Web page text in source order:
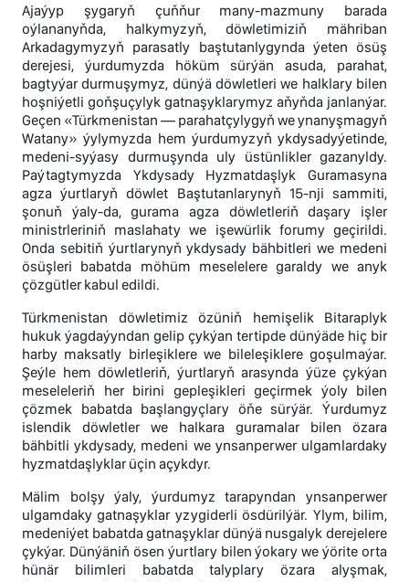
Ajaýyp şygaryň çuňňur many-mazmuny barada
oýlananyňda, halkymyzyň, döwletimiziň mähriban
Arkadagymyzyň parasatly baştutanlygynda ýeten ösüş
derejesi, ýurdumyzda höküm sürýän asuda, parahat,
bagtyýar durmuşymyz, dünýä döwletleri we halklary bilen
hoşniýetli goňşuçylyk gatnaşyklarymyz aňyňda janlanýar.
Geçen «Türkmenistan — parahatçylygyň we ynanyşmagyň
Watany» ýylymyzda hem ýurdumyzyň ykdysadyýetinde,
medeni-syýasy durmuşynda uly üstünlikler gazanyldy.
Paýtagtymyzda Ykdysady Hyzmatdaşlyk Guramasyna
agza ýurtlaryň döwlet Baştutanlarynyň 15-nji sammiti,
şonuň ýaly-da, gurama agza döwletleriň daşary işler
ministrleriniň maslahaty we işewürlik forumy geçirildi.
Onda sebitiň ýurtlarynyň ykdysady bähbitleri we medeni
ösüşleri babatda möhüm meselelere garaldy we anyk
çözgütler kabul edildi.
Türkmenistan döwletimiz özüniň hemişelik Bitaraplyk
hukuk ýagdaýyndan gelip çykýan tertipde dünýäde hiç bir
harby maksatly birleşiklere we bileleşiklere goşulmaýar.
Şeýle hem döwletleriň, ýurtlaryň arasynda ýüze çykýan
meseleleriň her birini gepleşikleri geçirmek ýoly bilen
çözmek babatda başlangyçlary öňe sürýär. Ýurdumyz
islendik döwletler we halkara guramalar bilen özara
bähbitli ykdysady, medeni we ynsanperwer ulgamlardaky
hyzmatdaşlyklar üçin açykdyr.
Mälim bolşy ýaly, ýurdumyz tarapyndan ynsanperwer
ulgamdaky gatnaşyklar yzygiderli ösdürilýär. Ylym, bilim,
medeniýet babatda gatnaşyklar dünýä nusgalyk derejelere
çykýar. Dünýäniň ösen ýurtlary bilen ýokary we ýörite orta
hünär bilimleri babatda talyplary özara alyşmak,